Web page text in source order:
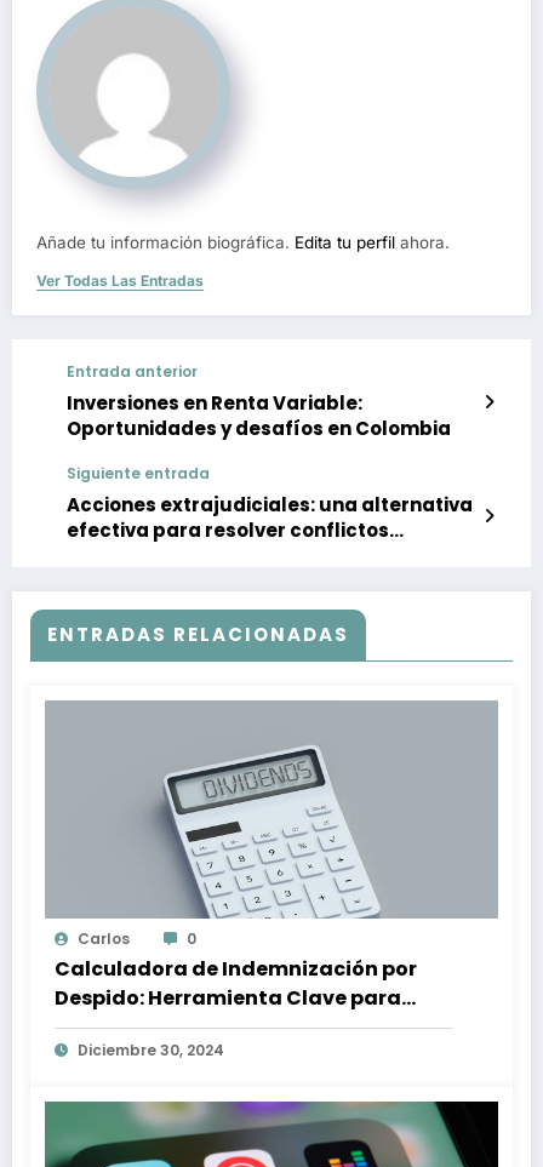
Añade tu información biográfica. Edita tu perfil ahora.
Ver Todas Las Entradas
Entrada anterior
Inversiones en Renta Variable:
Oportunidades y desafíos en Colombia
Siguiente entrada
Acciones extrajudiciales: una alternativa
efectiva para resolver conflictos
ENTRADAS RELACIONADAS
Carlos 0
Calculadora de Indemnización por
Despido: Herramienta Clave para
Proteger tus Derechos Laborales
Diciembre 30, 2024